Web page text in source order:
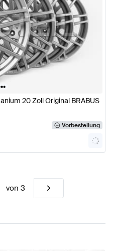
••
20 Zoll Original BRABUS
Vorbestellung
von 3